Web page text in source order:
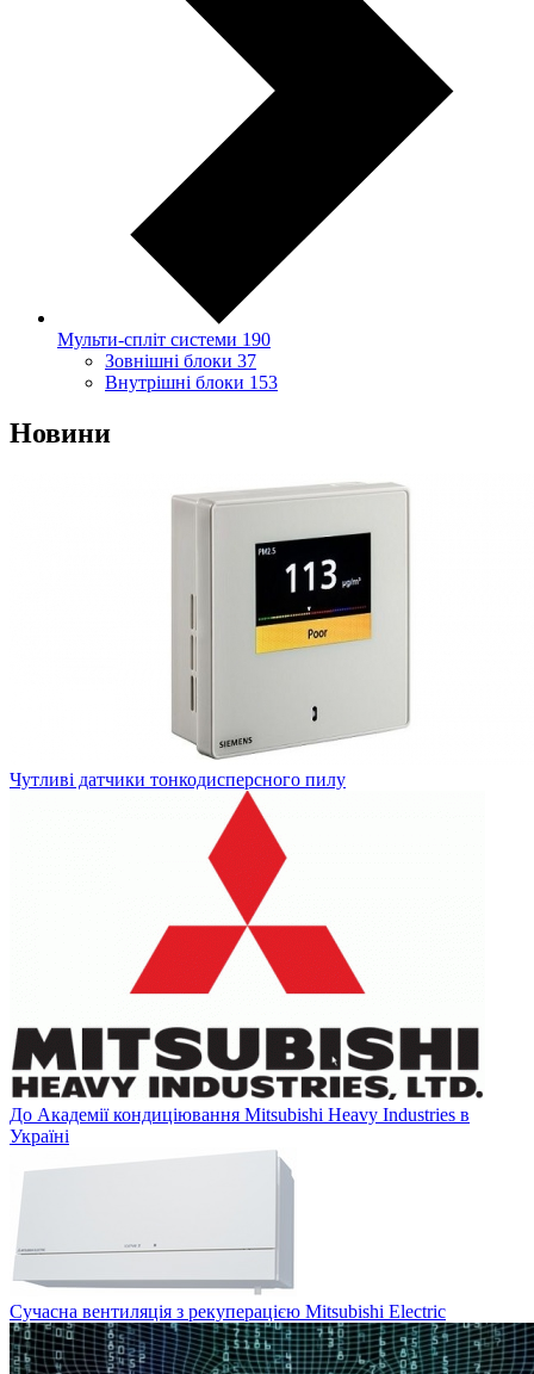
Мульти-спліт системи 190
Зовнішні блоки 37
Внутрішні блоки 153
Новини
Чутливі датчики тонкодисперсного пилу
До Академії кондиціювання Mitsubishi Heavy Industries в
Україні
Сучасна вентиляція з рекуперацією Mitsubishi Electric